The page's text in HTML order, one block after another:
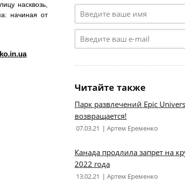
насквозь,
начиная от
Читайте также
Парк развлечений Epic
возвращается!
07.03.21 Артем Еременко
Канада продлила запрет на
2022 года
13.02.21 Артем Еременко